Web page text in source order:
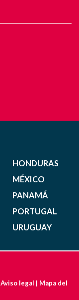
HONDURAS
MÉXICO
PANAMÁ
PORTUGAL
URUGUAY
Aviso legal | Mapa del